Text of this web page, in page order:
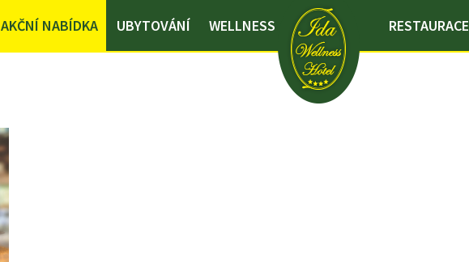
AKČNÍ NABÍDKA UBYTOVÁNÍ WELLNESS RESTAURACE